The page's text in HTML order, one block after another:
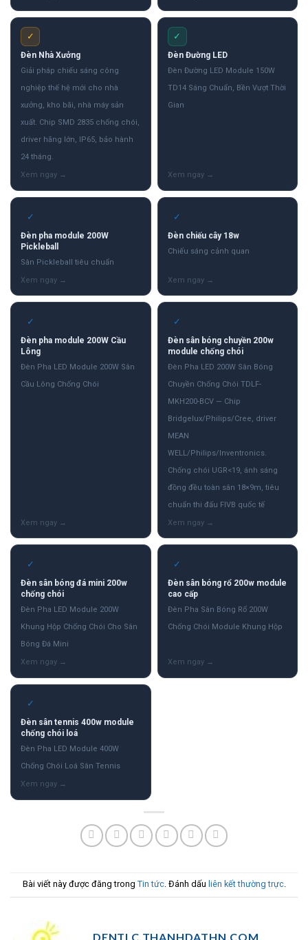
✓
Đèn Nhà Xưởng
Giải pháp chiếu sáng công
nghiệp thế hệ mới cho nhà
xưởng, kho bãi, nhà máy sản
xuất. Chip SMD 2835 chống chói,
driver hãng lớn, IP65, bảo hành
24 tháng.
✓
Đèn Đường LED
Đèn Đường LED Module 150W
TD14 Sáng Chuẩn, Bền Vượt Thời
Gian
✓
Đèn pha module 200W
Pickleball
Sân Pickleball tiêu chuẩn
✓
Đèn chiếu cây 18w
Chiếu sáng cảnh quan
✓
Đèn pha module 200W Cầu
Lông
Đèn Pha LED Module 200W Sân
Cầu Lông Chống Chói
✓
Đèn sân bóng chuyền 200w
module chống chói
Đèn Pha LED 200W Sân Bóng
Chuyền Chống Chói TDLF-
MKH200-BCV — Chip
Bridgelux/Philips/Cree, driver
MEAN
WELL/Philips/Inventronics.
Chống chói UGR<19, ánh sáng
đồng đều toàn sân 18×9m, tiêu
chuẩn thi đấu FIVB quốc tế
✓
Đèn sân bóng đá mini 200w
chống chói
Đèn Pha LED Module 200W
Khung Hộp Chống Chói Cho Sân
Bóng Đá Mini
✓
Đèn sân bóng rổ 200w module
cao cấp
Đèn Pha Sân Bóng Rổ 200W
Chống Chói Module Khung Hộp
✓
Đèn sân tennis 400w module
chống chói loá
Đèn Pha LED Module 400W
Chống Chói Loá Sân Tennis
Bài viết này được đăng trong Tin tức. Đánh dấu liên kết thường trực.
DENTLC.THANHDATHN.COM